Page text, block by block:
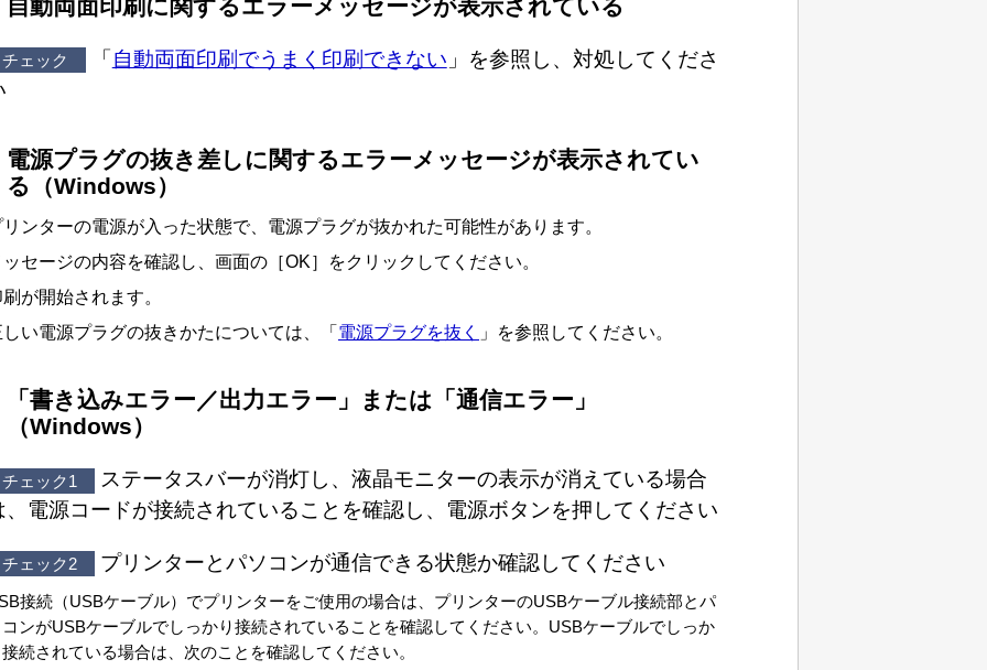
自動両面印刷に関するエラーメッセージが表示されている
チェック 「自動両面印刷でうまく印刷できない 」を参照し、対処してくださ
電源プラグの抜き差しに関するエラーメッセージが表示されてい
る（Windows）
ンターの電源が入った状態で、電源プラグが抜かれた可能性があります。
ッセージの内容を確認し、画面の［OK］をクリックしてください。
が開始されます。
い電源プラグの抜きかたについては、「 電源プラグを抜く 」を参照してください。
「書き込みエラー／出力エラー」または「通信エラー」
（Windows）
チェック1
ステータスバーが消灯し、液晶モニターの表示が消えている場合
、電源コードが接続されていることを確認し、電源ボタンを押してください
チェック2 プリンターとパソコンが通信できる状態か確認してください
接続（USBケーブル）でプリンターをご使用の場合は、プリンターのUSBケーブル接続部とパ
ンがUSBケーブルでしっかり接続されていることを確認してください。 USBケーブルでしっか
続されている場合は、次のことを確認してください。